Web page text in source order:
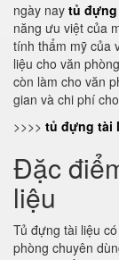
ngày nay tủ
năng ưu việt của
tính thẩm mỹ của
liệu cho văn
còn làm cho văn
gian và chi phí
>>>> tủ đựng tài
Đặc
liệu
Tủ đựng tài liệu
phòng chuyên